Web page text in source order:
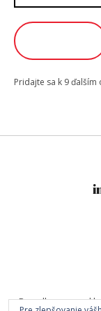
adresa
Pridajte sa k 9
Proudly powered